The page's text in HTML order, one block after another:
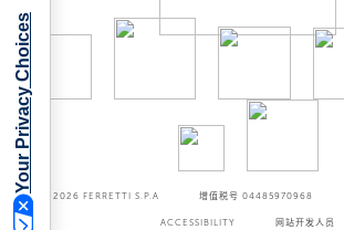
©2026 FERRETTI S.P.A 增值税号 04485970968
ACCESSIBILITY 网站开发人员
Your Privacy Choices